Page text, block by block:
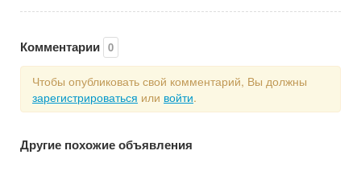
Комментарии 0
Чтобы опубликовать свой комментарий, Вы должны
зарегистрироваться или войти.
Другие похожие объявления